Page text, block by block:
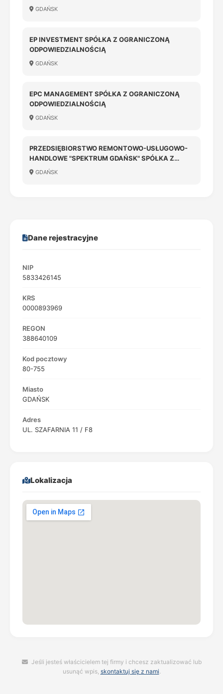
GDAŃSK
EP INVESTMENT SPÓŁKA Z OGRANICZONĄ
ODPOWIEDZIALNOŚCIĄ
GDAŃSK
EPC MANAGEMENT SPÓŁKA Z OGRANICZONĄ
ODPOWIEDZIALNOŚCIĄ
GDAŃSK
PRZEDSIĘBIORSTWO REMONTOWO-USŁUGOWO-
HANDLOWE "SPEKTRUM GDAŃSK" SPÓŁKA Z
OGRANICZONĄ ODPOWIEDZIALNOŚCIĄ
GDAŃSK
Dane rejestracyjne
NIP
5833426145
KRS
0000893969
REGON
388640109
Kod pocztowy
80-755
Miasto
GDAŃSK
Adres
UL. SZAFARNIA 11 / F8
Lokalizacja
Jeśli jesteś właścicielem tej firmy i chcesz zaktualizować lub
usunąć wpis, skontaktuj się z nami.